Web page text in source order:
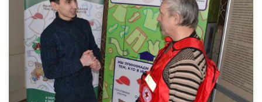
30 января 2020 года в Тюмени завершилась установка боксов для
благотворительного сбора вещей в рамках социального проекта “Тюменская
дармарка”. Напомним, что проект «Тюменская Дармарка: программа